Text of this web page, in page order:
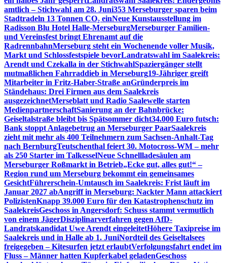
amtlich – Stichwahl am 28. Juni353 Merseburger sparen beim
Stadtradeln 13 Tonnen CO₂ einNeue Kunstausstellung im
Radisson Blu Hotel Halle-MerseburgMerseburger Familien-
und Vereinsfest bringt Ehrenamt auf die
RadrennbahnMerseburg steht ein Wochenende voller Musik,
Markt und Schlossfestspiele bevorLandratswahl im Saalekreis:
Arendt und Czekalla in der StichwahlSpaziergänger stellt
mutmaßlichen Fahrraddieb in Merseburg19-Jähriger greift
Mitarbeiter in Fritz-Haber-Straße anGründerpreis im
Ständehaus: Drei Firmen aus dem Saalekreis
ausgezeichnetMerseblatt und Radio Saalewelle starten
MedienpartnerschaftSanierung an der Bahnbrücke:
Geiseltalstraße bleibt bis Spätsommer dicht34.000 Euro futsch:
Bank stoppt Anlagebetrug an Merseburger PaarSaalekreis
zieht mit mehr als 400 Teilnehmern zum Sachsen-Anhalt-Tag
nach BernburgTeutschenthal feiert 30. Motocross-WM – mehr
als 250 Starter im TalkesselNeue Schnellladesäulen am
Merseburger Roßmarkt in Betrieb„Ecke gut, alles gut!“ –
Region rund um Merseburg bekommt ein gemeinsames
GesichtFührerschein-Umtausch im Saalekreis: Frist läuft im
Januar 2027 abAngriff in Merseburg: Nackter Mann attackiert
PolizistenKnapp 39.000 Euro für den Katastrophenschutz im
SaalekreisGeschoss in Angersdorf: Schuss stammt vermutlich
von einem JägerDisziplinarverfahren gegen AfD-
Landratskandidat Uwe Arendt eingeleitetHöhere Taxipreise im
Saalekreis und in Halle ab 1. JuniNordteil des Geiseltalsees
freigegeben – Kitesurfen jetzt erlaubtVerfolgungsfahrt endet im
Fluss – Männer hatten Kupferkabel geladenGeschoss